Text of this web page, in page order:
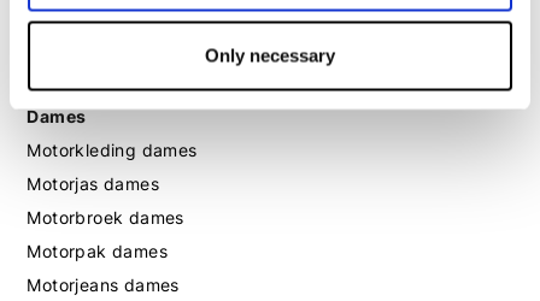
Only necessary
Motorlaarzen heren
Dames
Motorkleding dames
Motorjas dames
Motorbroek dames
Motorpak dames
Motorjeans dames